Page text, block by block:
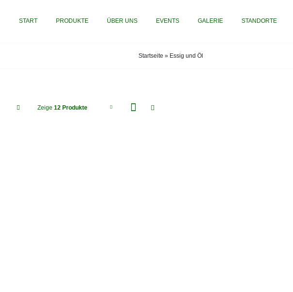
START PRODUKTE ÜBER UNS EVENTS GALERIE STANDORTE
Startseite » Essig und Öl
Zeige 12 Produkte